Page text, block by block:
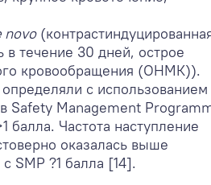
novo
в течение 30 дней, острое
кровообращения (ОНМК)).
с использованием
Safety Management
балла. Частота наступление
оказалась выше
SMP ?1 балла [14].